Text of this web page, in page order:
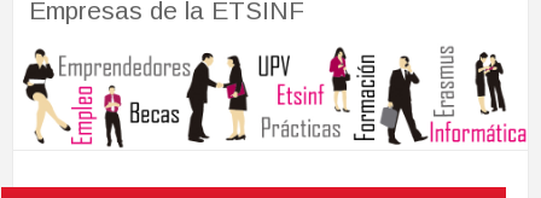
Empresas de la ETSINF